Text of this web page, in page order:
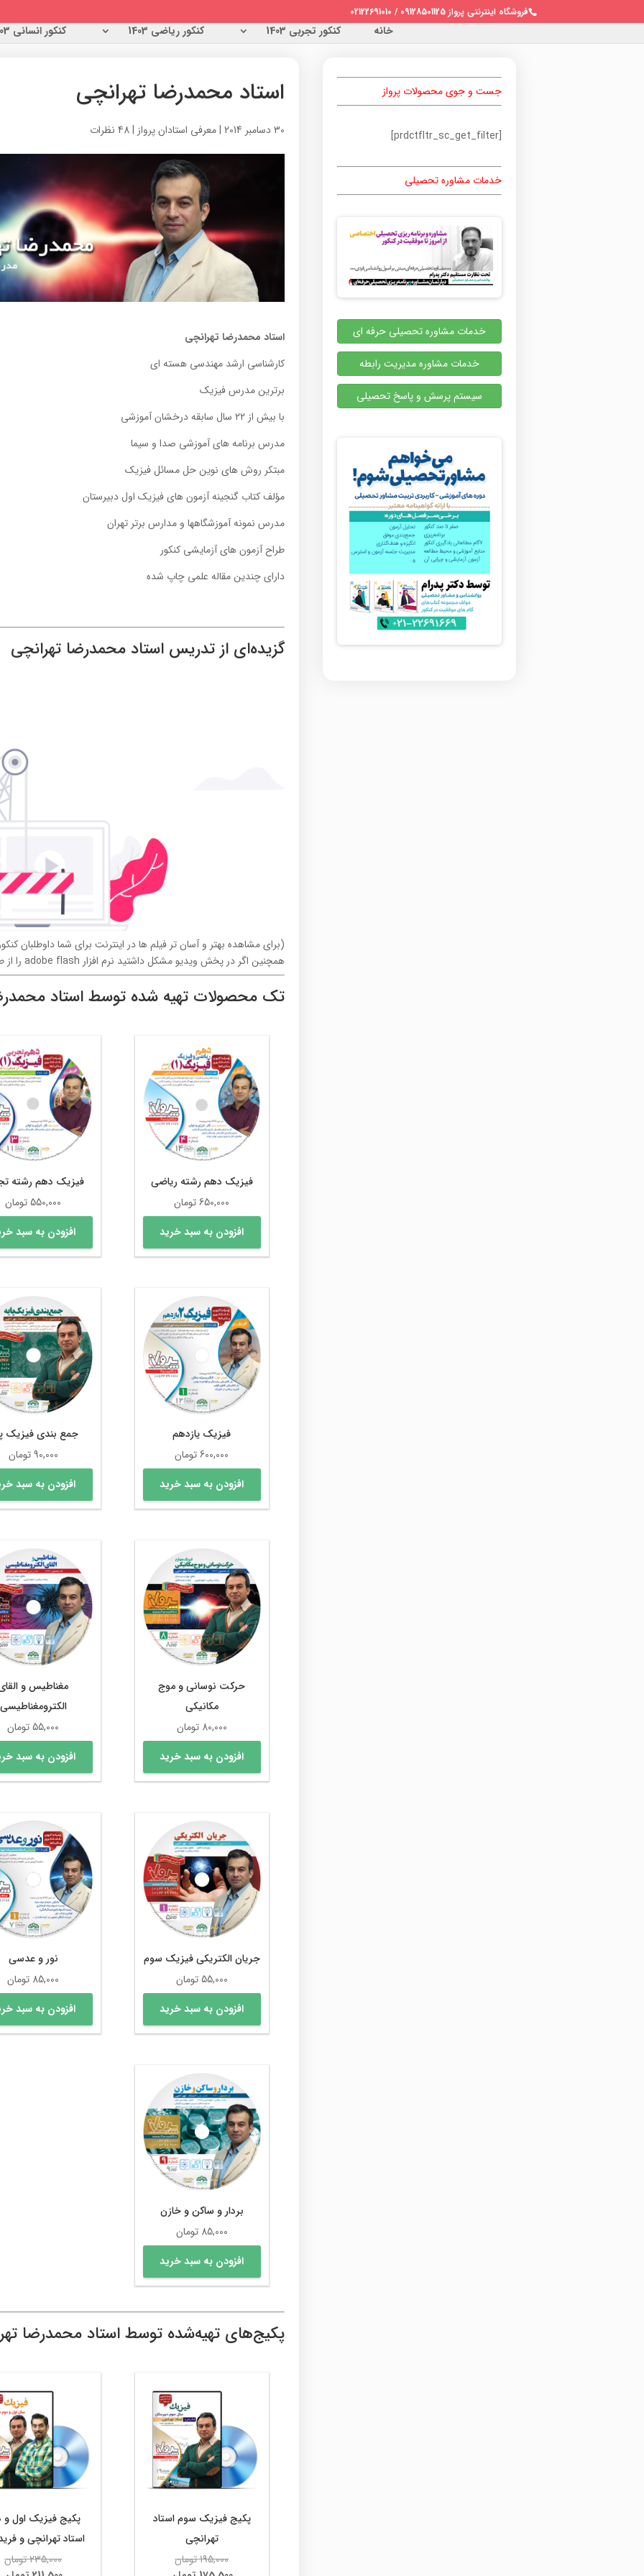
فروشگاه اینترنتی پرواز 09128501125 / 02122691010
خانه کنکور تجربی 1403 کنکور ریاضی 1403 کنکور انسانی 1403
استاد محمدرضا تهرانچی
30 دسامبر 2014 |معرفی استادان پرواز |48 نظرات
استاد محمدرضا تهرانچی
کارشناسی ارشد مهندسی هسته ای
برترین مدرس فیزیک
با بیش از ۲۲ سال سابقه درخشان آموزشی
مدرس برنامه های آموزشی صدا و سیما
مبتکر روش های نوین حل مسائل فیزیک
مؤلف کتاب گنجینه آزمون های فیزیک اول دبیرستان
مدرس نمونه آموزشگاهها و مدارس برتر تهران
طراح آزمون های آزمایشی کنکور
دارای چندین مقاله علمی چاپ شده
گزیده‌ای از تدریس استاد محمدرضا تهرانچی
(برای مشاهده بهتر و آسان تر فیلم ها در اینترنت برای شما داوطلبان
همچنین اگر در پخش ویدیو مشکل داشتید نرم افزار adobe flash را از طریق
تک محصولات تهیه شده توسط استاد
فیزیک دهم رشته ریاضی
650,000تومان
افزودن به سبد خرید
فیزیک دهم رشته
550,000تومان
افزودن به سبد
فیزیک یازدهم
600,000تومان
افزودن به سبد خرید
جمع بندی فیزیک
90,000تومان
افزودن به سبد
حرکت نوسانی و موج
مکانیکی
80,000 تومان
افزودن به سبد خرید
مغناطیس و
الکترومغناطیسی
55,000تومان
افزودن به سبد
جریان الکتریکی فیزیک سوم
55,000تومان
افزودن به سبد خرید
نور و عدسی
85,000 تومان
افزودن به سبد
بردار و ساکن و خازن
85,000 تومان
افزودن به سبد خرید
پکیج‌‌های تهیه‌شده توسط استاد محمدرضا
پکیج فیزیک سوم استاد
تهرانچی
195,000تومانقیمت
پکیج فیزیک اول و
استاد تهرانچی و
235,000تومان
جست و جوی محصولات پرواز
[prdctfltr_sc_get_filter]
خدمات مشاوره تحصیلی
خدمات مشاوره تحصیلی حرفه ای
خدمات مشاوره مدیریت رابطه
سیستم پرسش و پاسخ تحصیلی